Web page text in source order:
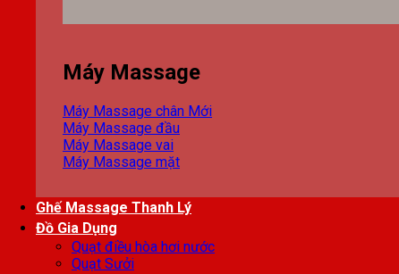
Máy Massage
Máy Massage chân
Máy Massage đầu
Máy Massage vai
Máy Massage mặt
Ghế Massage Thanh Lý
Đồ Gia Dụng
Quạt điều hòa hơi nước
Quạt Sưởi